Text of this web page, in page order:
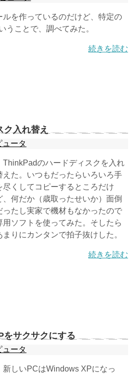
を作っているのだけど、特定の
うことで、調べてみた。
続きを読む
ク入れ替え
ュータ
のハードディスクを入れ
えた。いつもだったらいろいろ手
尽くしてコピーするところだけ
、何だか（歳取ったせいか）面倒
ったし実家で機材もなかったので
用ソフトを使ってみた。そしたら
まりにカンタンで拍子抜けした。
続きを読む
サクサクにする
ュータ
しいPCはWindows XPになっ